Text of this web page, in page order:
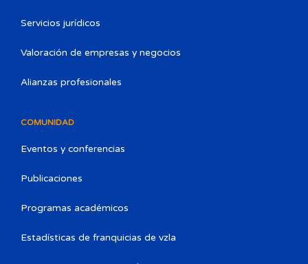
Servicios jurídicos
Valoración de empresas y negocios
Alianzas profesionales
COMUNIDAD
Eventos y conferencias
Publicaciones
Programas académicos
Estadísticas de franquicias de vzla